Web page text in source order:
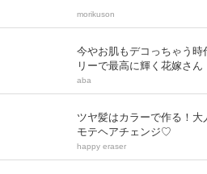
morikuson
今やお肌もデコっちゃう
リーで最高に輝く花嫁さん
aba
ツヤ髪はカラーで作る！
モテヘアチェンジ♡
happy eraser